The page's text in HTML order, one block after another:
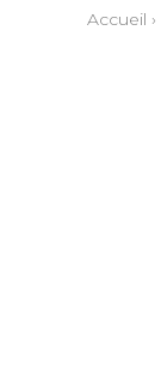
Accueil ›